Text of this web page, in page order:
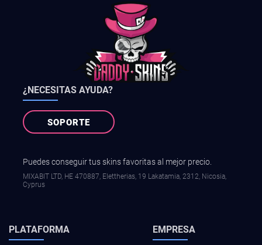
¿NECESITAS AYUDA?
SOPORTE
Puedes conseguir tus skins favoritas al mejor precio.
MIXABIT LTD, ΗΕ 470887, Elettherias, 19 Lakatamia, 2312, Nicosia,
Cyprus
PLATAFORMA EMPRESA